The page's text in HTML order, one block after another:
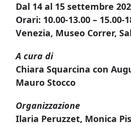
Dal 14 al 15 settembre
Orari: 10.00-13.00 – 15.00-
Venezia, Museo Correr,
A cura di
Chiara Squarcina con
Mauro Stocco
Organizzazione
Ilaria Peruzzet, Monica